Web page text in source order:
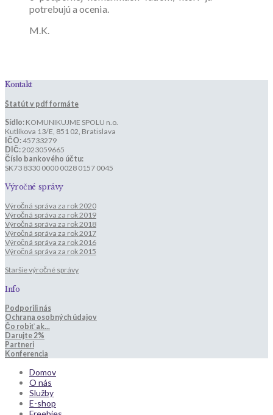
potrebujú a ocenia.
M.K.
Kontakt
Štatút v pdf formáte
Sídlo: KOMUNIKUJME SPOLU n.o.
Kutlíkova 13/E, 851 02, Bratislava
IČO:45733279
DIČ:2023059665
Číslo bankového účtu:
SK73 8330 0000 0028 0157 0045
Výročné správy
Výročná správa za rok 2020
Výročná správa za rok 2019
Výročná správa za rok 2018
Výročná správa za rok 2017
Výročná správa za rok 2016
Výročná správa za rok 2015
Staršie výročné správy
Info
Podporili nás
Ochrana osobných údajov
Čo robiť ak...
Darujte 2%
Partneri
Konferencia
Domov
O nás
Služby
E-shop